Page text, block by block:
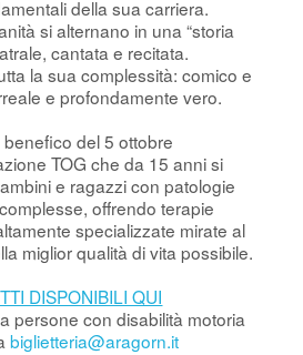
della sua carriera.
si alternano in una “storia
cantata e recitata.
la sua complessità: comico e
e profondamente vero.
benefico del 5 ottobre
TOG che da 15 anni si
e ragazzi con patologie
offrendo terapie
specializzate mirate al
miglior qualità di vita possibile.
DISPONIBILI QUI
persone con disabilità motoria
biglietteria@aragorn.it